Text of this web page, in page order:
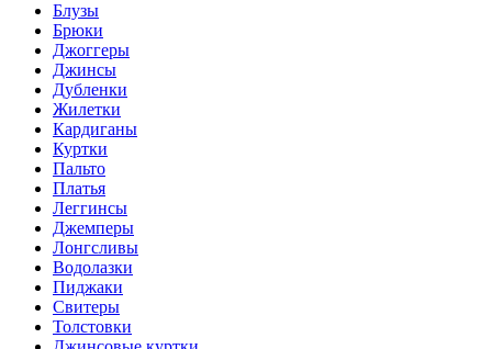
Блузы
Брюки
Джоггеры
Джинсы
Дубленки
Жилетки
Кардиганы
Куртки
Пальто
Платья
Леггинсы
Джемперы
Лонгсливы
Водолазки
Пиджаки
Свитеры
Толстовки